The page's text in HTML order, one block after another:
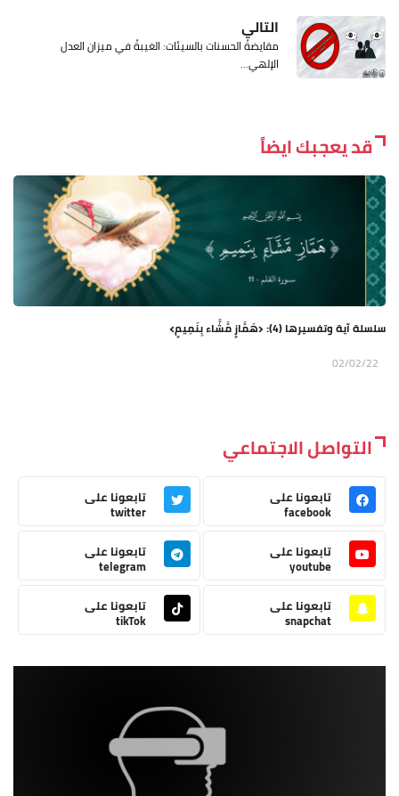
التالي
مقايضةُ الحسنات بالسيئات: الغيبةُ في ميزان العدل
الإلهي...
قد يعجبك ايضاً
سلسلة آية وتفسيرها (4): ﴿هَمَّازٍ مَّشَّاء بِنَمِيمٍ﴾
02/02/22
التواصل الاجتماعي
تابعونا على
facebook
تابعونا على
twitter
تابعونا على
youtube
تابعونا على
telegram
تابعونا على
snapchat
تابعونا على
tikTok